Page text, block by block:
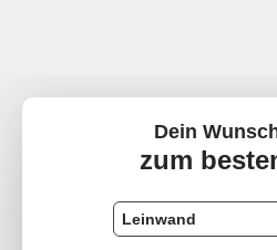
Dein
zum
Leinwand